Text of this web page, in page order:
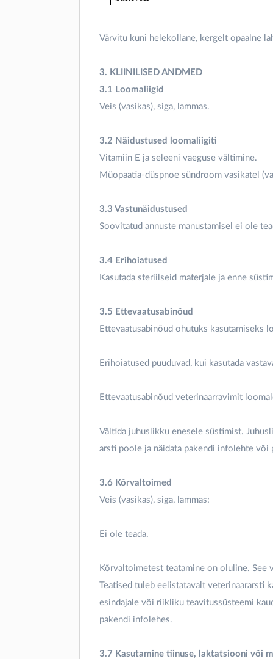
Värvitu kuni helekollane, kergelt opaalne
3. KLIINILISED ANDMED
3.1 Loomaliigid
Veis (vasikas), siga, lammas.
3.2 Näidustused loomaliigiti
Vitamiin E ja seleeni vaeguse vältimine.
Müopaatia-düspnoe sündroom vasikatel
3.3 Vastunäidustused
Soovitatud annuste manustamisel ei ole
3.4 Erihoiatused
Kasutada steriilseid materjale ja enne
3.5 Ettevaatusabinõud
Ettevaatusabinõud ohutuks kasutamiseks
Erihoiatused puuduvad, kui kasutada
Ettevaatusabinõud veterinaarravimit
Vältida juhuslikku enesele süstimist.
arsti poole ja näidata pakendi infolehte või
3.6 Kõrvaltoimed
Veis (vasikas), siga, lammas:
Ei ole teada.
Kõrvaltoimetest teatamine on oluline. See
Teatised tuleb eelistatavalt veterinaararsti
esindajale või riikliku teavitussüsteemi
pakendi infolehes.
3.7 Kasutamine tiinuse, laktatsiooni või